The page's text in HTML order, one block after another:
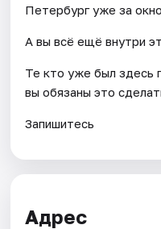
Петербург уже за
А вы всё ещё внутри
Те кто уже был здесь
вы обязаны это
Запишитесь
Адрес